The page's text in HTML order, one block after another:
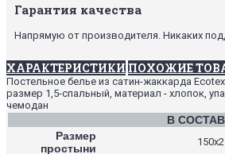
Гарантия качества
Напрямую от производителя. Никаких
ХАРАКТЕРИСТИКИ ПОХОЖИЕ
Постельное белье из сатин-жаккарда
размер 1,5-спальный, материал - хлопок,
чемодан
В
Размер
простыни